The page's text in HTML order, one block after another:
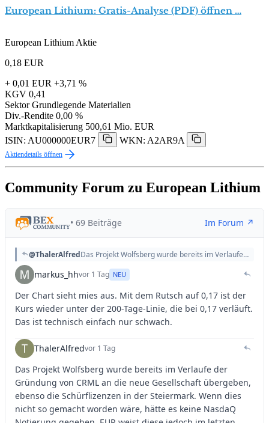
European Lithium: Gratis-Analyse (PDF) öffnen …
European Lithium Aktie
0,18 EUR
+ 0,01 EUR +3,71 %
KGV 0,41
Sektor Grundlegende Materialien
Div.-Rendite 0,00 %
Marktkapitalisierung 500,61 Mio. EUR
ISIN: AU000000EUR7
WKN: A2AR9A
Aktiendetails öffnen
Community Forum zu European Lithium